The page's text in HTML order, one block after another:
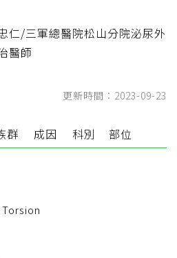
仁/三軍總醫院松山分院泌尿外
醫師
更新時間：2023-09-23
群 成因 科別 部位